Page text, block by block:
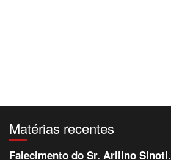
Matérias recentes
Falecimento do Sr. Arilino Sinoti.